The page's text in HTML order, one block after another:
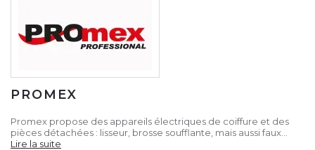
PROMEX
Promex propose des appareils électriques de coiffure et des
pièces détachées : lisseur, brosse soufflante, mais aussi faux
peigne ou pince pour lisseur céramique.
Lire la suite